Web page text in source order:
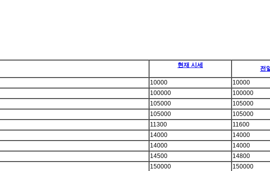
현재 시세 전
10000 10000
100000 100000
105000 105000
105000 105000
11300 11600
14000 14000
14000 14000
14500 14800
150000 150000